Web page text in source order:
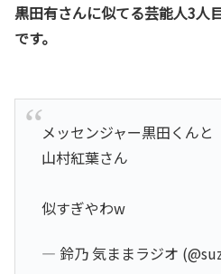
黒田有さんに似てる芸能人3人
です。
メッセンジャー黒田くんと
山村紅葉さん
似すぎやわw
— 鈴乃 気ままラジオ